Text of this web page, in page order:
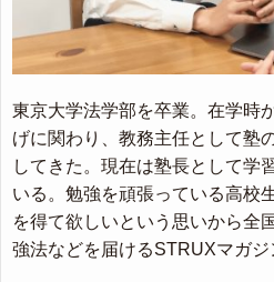
東京大学法学部を卒業。在学時
げに関わり、教務主任として塾
してきた。現在は塾長として学
いる。勉強を頑張っている高校
を得て欲しいという思いから全
強法などを届けるSTRUXマガジ